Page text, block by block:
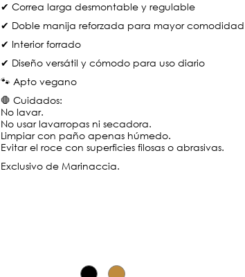
✔ Correa larga desmontable y regulable
✔ Doble manija reforzada para mayor comodidad
✔ Interior forrado
✔ Diseño versátil y cómodo para uso diario
🐾 Apto vegano
🛑 Cuidados:
No lavar.
No usar lavarropas ni secadora.
Limpiar con paño apenas húmedo.
Evitar el roce con superficies filosas o abrasivas.
Exclusivo de Marinaccia.